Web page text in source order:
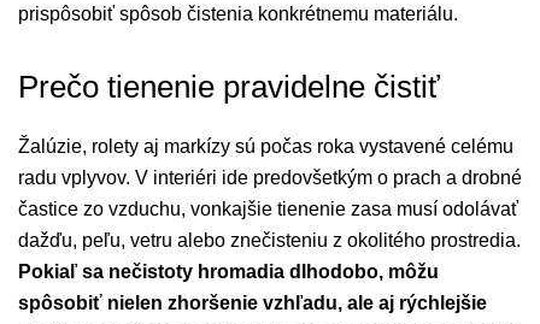
prispôsobiť spôsob čistenia konkrétnemu materiálu.
Prečo tienenie pravidelne čistiť
Žalúzie, rolety aj markízy sú počas roka vystavené celému
radu vplyvov. V interiéri ide predovšetkým o prach a drobné
častice zo vzduchu, vonkajšie tienenie zasa musí odolávať
dažďu, peľu, vetru alebo znečisteniu z okolitého prostredia.
Pokiaľ sa nečistoty hromadia dlhodobo, môžu
spôsobiť nielen zhoršenie vzhľadu, ale aj rýchlejšie